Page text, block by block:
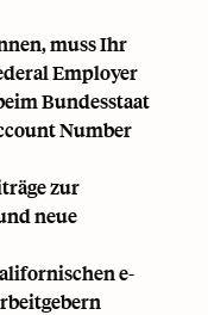
muss Ihr
Employer
Bundesstaat
Number
zur
neue
e-